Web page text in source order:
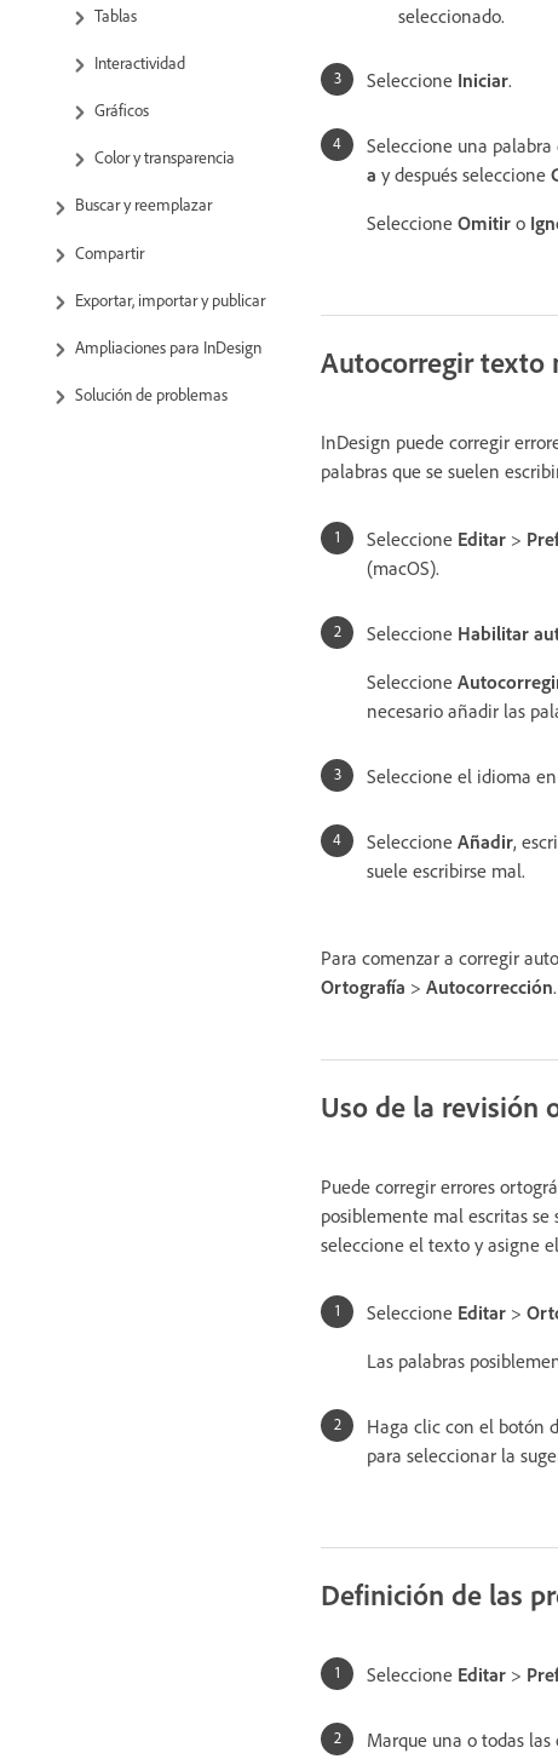
Tablas
Interactividad
Gráficos
Color y transparencia
Buscar y reemplazar
Compartir
Exportar, importar y publicar
Ampliaciones para InDesign
Solución de problemas
seleccionado.
Seleccione Iniciar.
Seleccione una palabra
a y después seleccione
Seleccione Omitir o
Autocorregir texto
InDesign puede corregir
palabras que se suelen
Seleccione Editar >
(macOS).
Seleccione Habilitar
Seleccione
necesario añadir las
Seleccione el idioma
Seleccione Añadir,
suele escribirse mal.
Para comenzar a corregir
Ortografía > Autocorrección.
Uso de la revisión
Puede corregir errores
posiblemente mal escritas
seleccione el texto y asigne
Seleccione Editar >
Las palabras
Haga clic con el botón
para seleccionar la
Definición de las
Seleccione Editar >
Marque una o todas